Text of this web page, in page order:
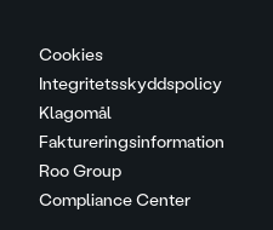
Cookies
Integritetsskyddspolicy
Klagomål
Faktureringsinformation
Roo Group
Compliance Center